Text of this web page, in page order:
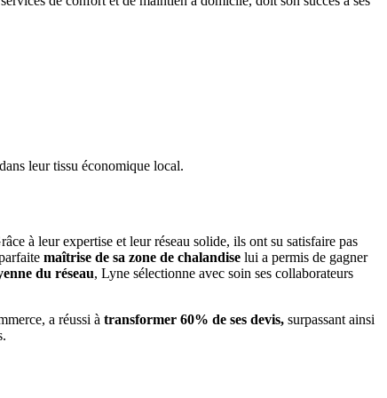
leur tissu économique local.
à leur expertise et leur réseau solide, ils ont su satisfaire pas
maîtrise de sa zone de chalandise lui a permis de gagner
du réseau, Lyne sélectionne avec soin ses collaborateurs
a réussi à transformer 60% de ses devis, surpassant ainsi